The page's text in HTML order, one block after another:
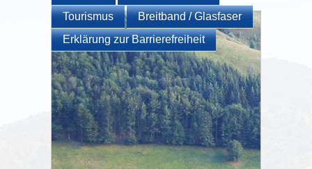
Tourismus
Breitband / Glasfaser
Erklärung zur Barrierefreiheit